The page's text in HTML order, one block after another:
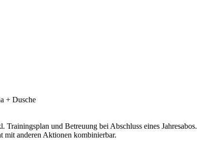
+ Dusche
Trainingsplan und Betreuung bei Abschluss eines Jahresabos.
mit anderen Aktionen kombinierbar.